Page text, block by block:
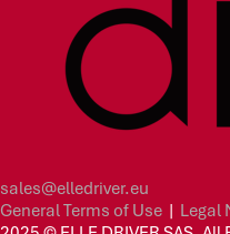
sales@elledriver.eu
General Terms of Use | Legal